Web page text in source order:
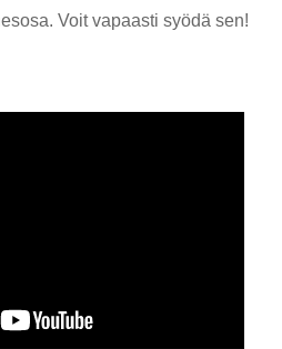
Voit vapaasti syödä sen!